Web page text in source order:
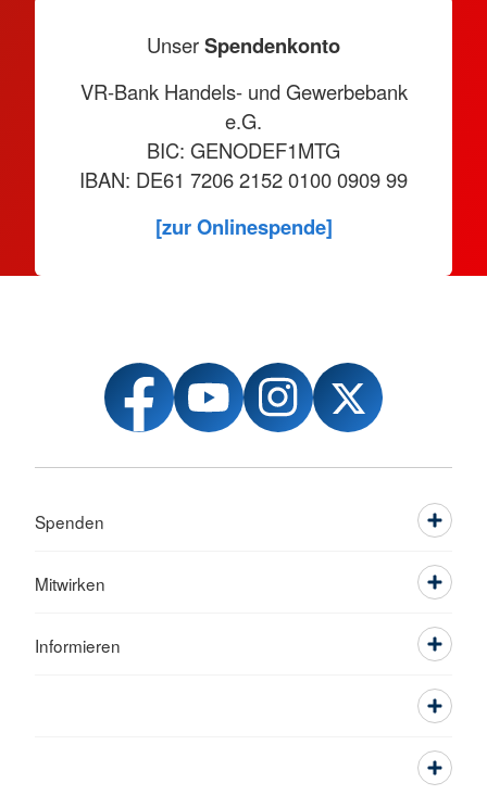
UnserSpendenkonto
VR-Bank Handels- und Gewerbebank
e.G.
BIC: GENODEF1MTG
IBAN: DE61 7206 2152 0100 0909 99
[zur Onlinespende]
Spenden
Mitwirken
Informieren